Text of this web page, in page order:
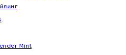
Mint